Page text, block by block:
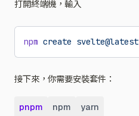
打開終端機，輸入
npm create svelte@latest
接下來，你需要安裝套件：
pnpm npm yarn